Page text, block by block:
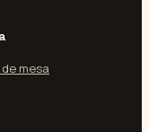
mesa